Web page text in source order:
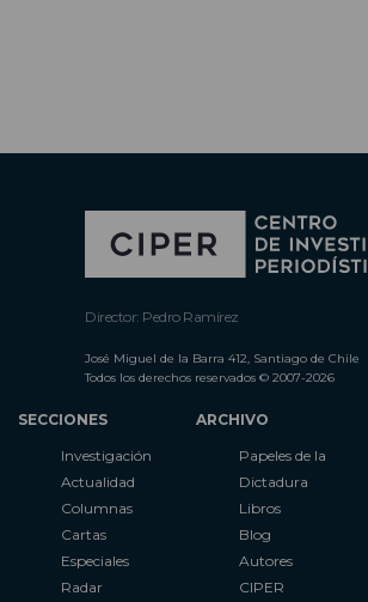
Director: Pedro Ramírez
José Miguel de la Barra 412, Santiago de Chile
Todos los derechos reservados © 2007-2026
SECCIONES
Investigación
Actualidad
Columnas
Cartas
Especiales
Radar
ARCHIVO
Papeles de la
Dictadura
Libros
Blog
Autores
CIPER